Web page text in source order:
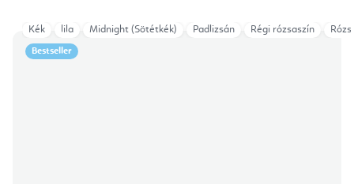
Bestseller
Kék lila Midnight (Sötétkék) Padlizsán Régi rózsaszín